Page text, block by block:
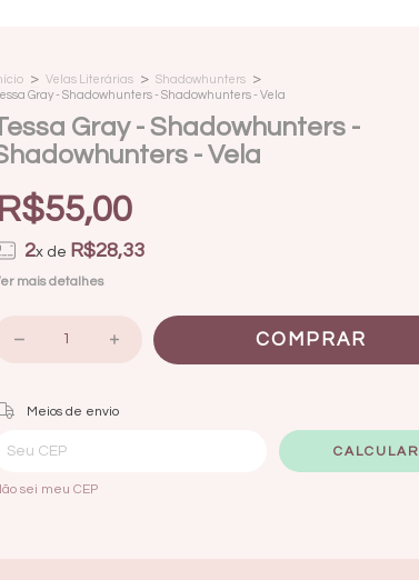
> Velas Literárias > Shadowhunters >
Gray - Shadowhunters - Shadowhunters - Vela
Gray - Shadowhunters -
- Vela
R$55,00
2x de R$28,33
mais detalhes
para o CEP:
Meios de envio
CALCULAR
sei meu CEP